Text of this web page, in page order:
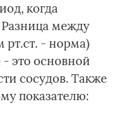
когда
между
рт.ст. - норма)
- это основной
сосудов. Также
показателю: